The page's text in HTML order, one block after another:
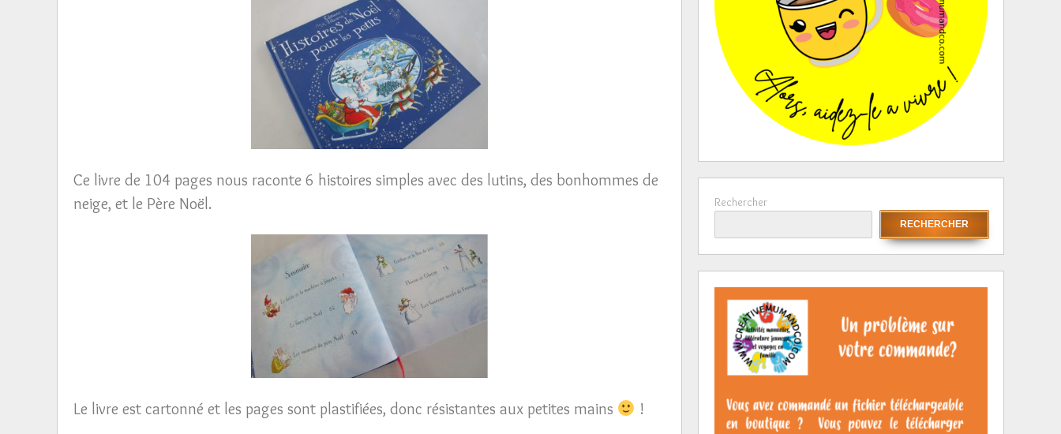
Ce livre de 104 pages nous raconte 6 histoires simples avec des lutins, des bonhommes de
neige, et le Père Noël.
Le livre est cartonné et les pages sont plastifiées, donc résistantes aux petites mains !
Rechercher
RECHERCHER